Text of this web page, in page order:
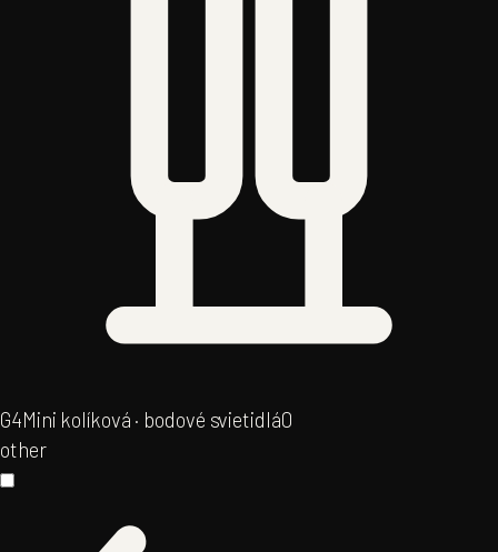
G4Mini kolíková · bodové svietidlá0
other